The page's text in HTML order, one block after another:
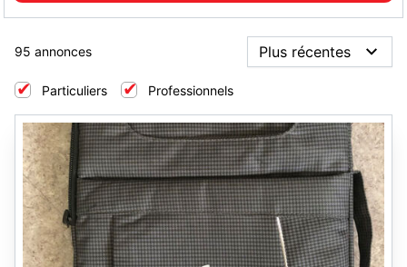
95 annonces
Particuliers Professionnels